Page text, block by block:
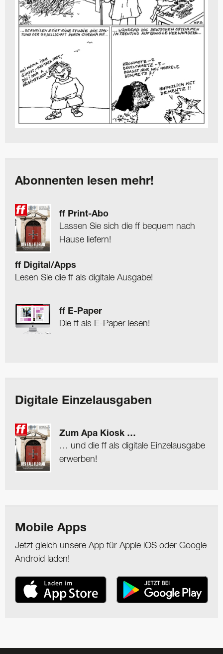
Abonnenten lesen mehr!
ff Print-Abo
Lassen Sie sich die ff bequem nach
Hause liefern!
ff Digital/Apps
Lesen Sie die ff als digitale Ausgabe!
ff E-Paper
Die ff als E-Paper lesen!
Digitale Einzelausgaben
Zum Apa Kiosk …
… und die ff als digitale Einzelausgabe
erwerben!
Mobile Apps
Jetzt gleich unsere App für Apple iOS oder Google
Android laden!